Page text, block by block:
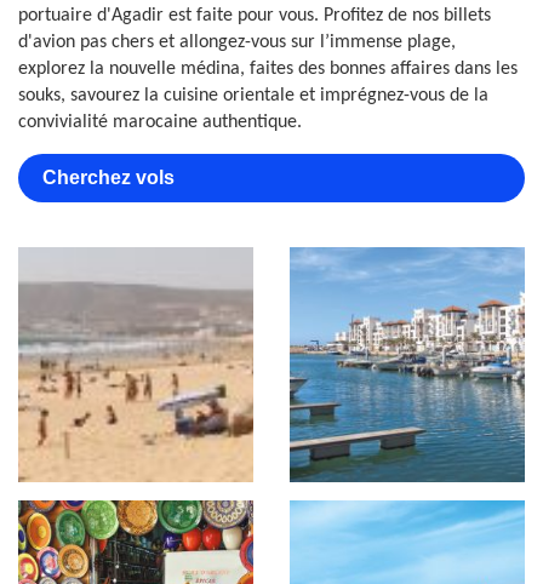
portuaire d'Agadir est faite pour vous. Profitez de nos billets
d'avion pas chers et allongez-vous sur l’immense plage,
explorez la nouvelle médina, faites des bonnes affaires dans les
souks, savourez la cuisine orientale et imprégnez-vous de la
convivialité marocaine authentique.
Cherchez vols